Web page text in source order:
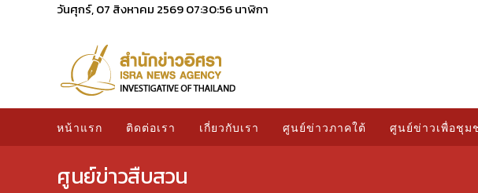
วันศุกร์, 07 สิงหาคม 256907:30:57นาฬิกา
หน้าแรก ติดต่อเรา เกี่ยวกับเรา ศูนย์ข่าวภาคใต้ ศูนย์ข่าวเพื่อชุม
ศูนย์ข่าวสืบสวน